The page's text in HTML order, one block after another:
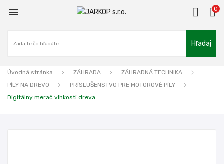
 0
Hľadaj
Úvodná stránka ZÁHRADA
ZÁHRADNÁ TECHNIKA
PÍLY NA DREVO
PRÍSLUŠENSTVO PRE MOTOROVÉ PÍLY
Digitálny merač vlhkosti dreva